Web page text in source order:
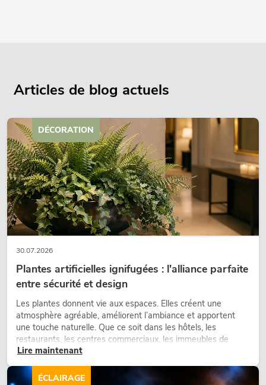
Articles de blog actuels
30.07.2026
Plantes artificielles ignifugées : l'alliance parfaite
entre sécurité et design
Les plantes donnent vie aux espaces. Elles créent une
atmosphère agréable, améliorent l’ambiance et apportent
une touche naturelle. Que ce soit dans les hôtels, les
restaurants, les centres commerciaux, les immeubles de
bureaux ou sur les stands d’exposition, une végétalisation de
qualité fait depuis longtemps partie intégrante des concepts
d’aménagement modernes.
Lire maintenant
DÉCORATION
ÉCLAIRAGE